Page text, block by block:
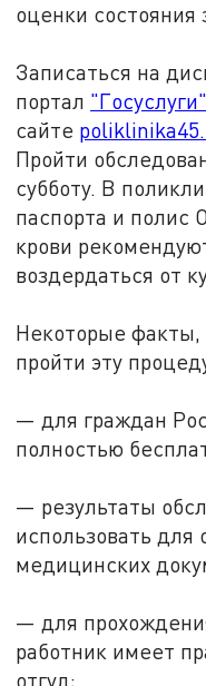
оценки состояния
Записаться на
портал "Госуслуги"
сайте
Пройти
субботу. В
паспорта и
крови
воздердаться от
Некоторые факты,
пройти эту
— для граждан
полностью
— результаты
использовать
медицинских
— для
работник имеет
отгул;